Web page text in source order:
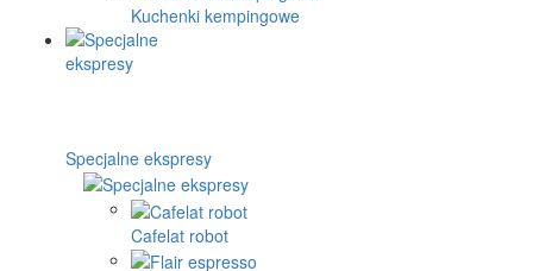
Kuchenki kempingowe
Specjalne ekspresy
Cafelat robot